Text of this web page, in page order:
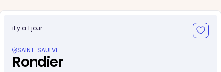
il y a 1 jour
SAINT-SAULVE
Rondier